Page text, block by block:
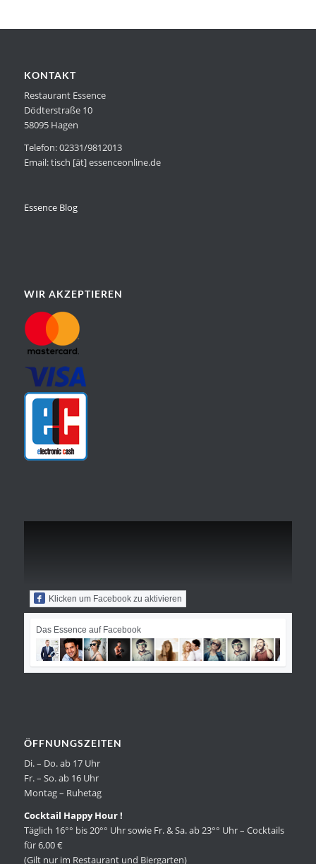
KONTAKT
Restaurant Essence
Dödterstraße 10
58095 Hagen
Telefon: 02331/9812013
Email: tisch [ät] essenceonline.de
Essence Blog
WIR AKZEPTIEREN
Klicken um Facebook zu aktivieren
Das Essence auf Facebook
ÖFFNUNGSZEITEN
Di. – Do. ab 17 Uhr
Fr. – So. ab 16 Uhr
Montag – Ruhetag
Cocktail Happy Hour !
Täglich 16°° bis 20°° Uhr sowie Fr. & Sa. ab 23°° Uhr – Cocktails
für 6,00 €
(Gilt nur im Restaurant und Biergarten)